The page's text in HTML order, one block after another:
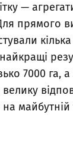
—
прямого
7000 га,